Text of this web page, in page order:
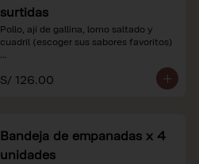
surtidas
Pollo, ají de gallina, lomo saltado y
cuadril (escoger sus sabores favoritos)
*Nuestros precios están expresados en
soles e incluyen impuestos de ley y
S/ 126.00
Bandeja de empanadas x 4
unidades